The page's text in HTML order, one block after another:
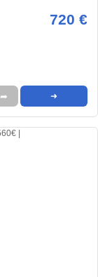
720 €
➦ ➜